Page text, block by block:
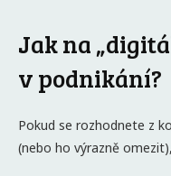
Jak na
v podnikání?
Pokud se rozhodnete z
(nebo ho výrazně